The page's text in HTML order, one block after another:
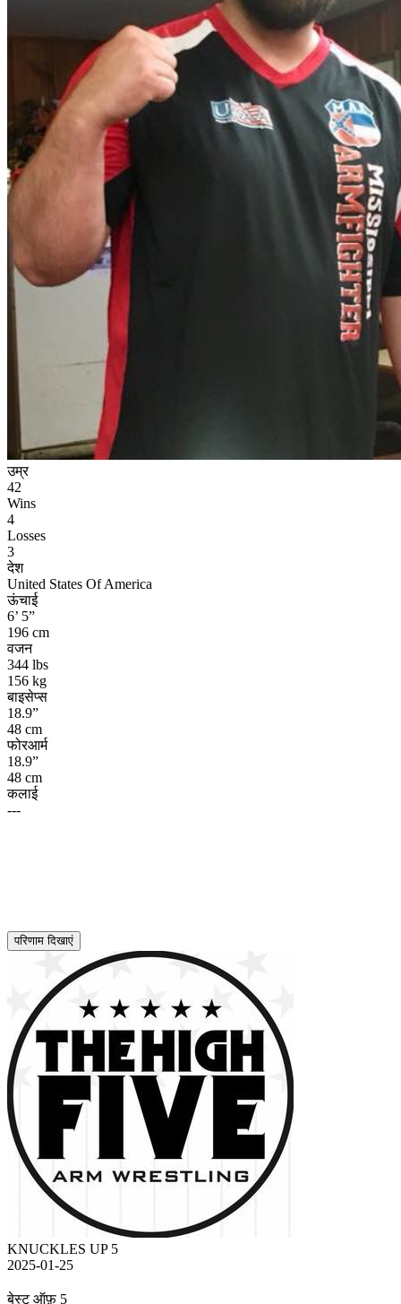
उम्र
42
Wins
4
Losses
3
देश
United States Of America
ऊंचाई
6’ 5”
196 cm
वजन
344 lbs
156 kg
बाइसेप्स
18.9”
48 cm
फोरआर्म
18.9”
48 cm
कलाई
---
परिणाम दिखाएं
KNUCKLES UP 5
2025-01-25
बेस्ट ऑफ़ 5